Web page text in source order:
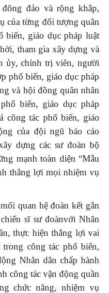
đảo và rộng khắp,
của từng đối tượng quân
biến, giáo dục pháp luật
tham gia xây dựng và
ủy, chính trị viên, người
phổ biến, giáo dục pháp
và hội đồng quân nhân
biến, giáo dục pháp
công tác phổ biến, giáo
của đội ngũ báo cáo
dựng các sư đoàn bộ
mạnh toàn diện “Mẫu
thắng lợi mọi nhiệm vụ
quan hệ đoàn kết gắn
sĩ sư đoànvới Nhân
thực hiện thắng lợi vai
công tác phổ biến,
Nhân dân chấp hành
công tác vận động quần
chức năng, nhiệm vụ